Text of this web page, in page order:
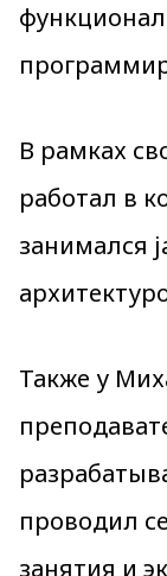
В рамках
работал в
занимался
Также у
проводил
занятия и